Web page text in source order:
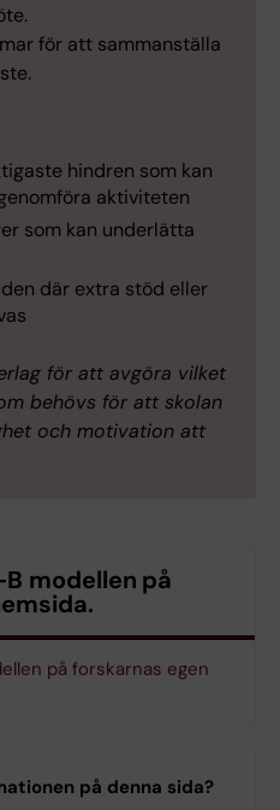
för att sammanställa
hindren som kan
aktiviteten
som kan underlätta
där extra stöd eller
för att avgöra vilket
behövs för att skolan
och motivation att
modellen på
på forskarnas egen
på denna sida?